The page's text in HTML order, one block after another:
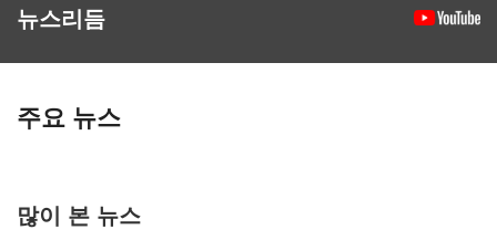
뉴스리듬
주요 뉴스
많이 본 뉴스